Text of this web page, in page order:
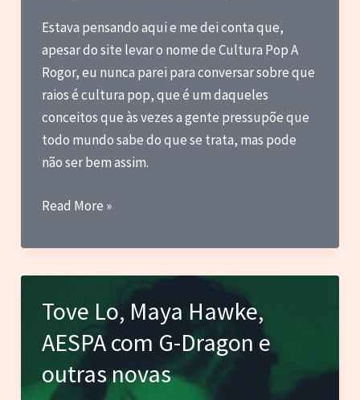
xcx
e
outras
novas
Estava pensando aqui e me dei conta que,
apesar do site levar o nome de Cultura Pop A
Rogor, eu nunca parei para conversar sobre que
raios é cultura pop, que é um daqueles
conceitos que às vezes a gente pressupõe que
todo mundo sabe do que se trata, mas pode
não ser bem assim.
O
é
Cultura
Read More »
Tove Lo, Maya Hawke,
AESPA com G-Dragon e
outras novas